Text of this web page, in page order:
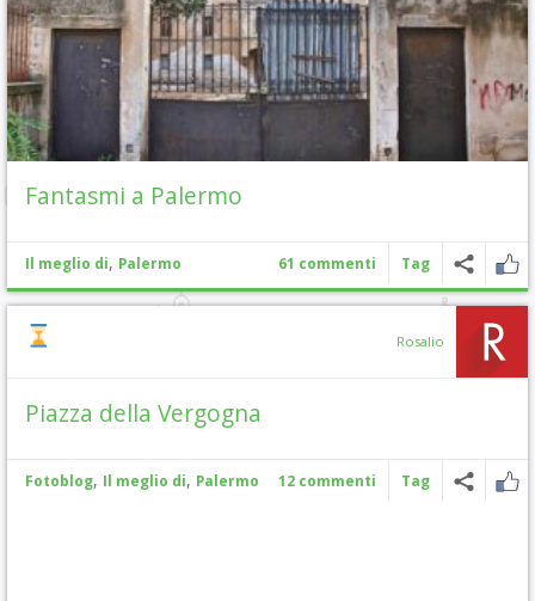
Fantasmi a Palermo
Il meglio di, Palermo 61 commenti Tag
Rosalio
Piazza della Vergogna
Fotoblog, Il meglio di, Palermo 12 commenti Tag